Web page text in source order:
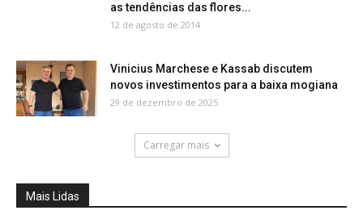
as tendências das flores...
12 de agosto de 2014
Vinicius Marchese e Kassab discutem
novos investimentos para a baixa mogiana
29 de dezembro de 2025
Carregar mais
Mais Lidas